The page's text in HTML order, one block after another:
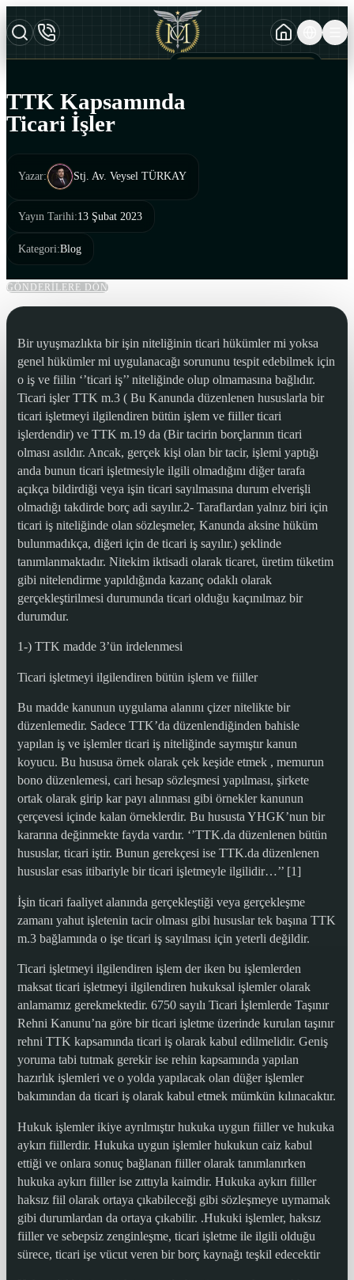
TTK Kapsamında
Ticari İşler
Yazar: Stj. Av. Veysel TÜRKAY
Yayın Tarihi:13 Şubat 2023
Kategori:Blog
GÖNDERİLERE DÖN
Bir uyuşmazlıkta bir işin niteliğinin ticari hükümler mi yoksa
genel hükümler mi uygulanacağı sorununu tespit edebilmek için
o iş ve fiilin ‘’ticari iş’’ niteliğinde olup olmamasına bağlıdır.
Ticari işler TTK m.3 ( Bu Kanunda düzenlenen hususlarla bir
ticari işletmeyi ilgilendiren bütün işlem ve fiiller ticari
işlerdendir) ve TTK m.19 da (Bir tacirin borçlarının ticari
olması asıldır. Ancak, gerçek kişi olan bir tacir, işlemi yaptığı
anda bunun ticari işletmesiyle ilgili olmadığını diğer tarafa
açıkça bildirdiği veya işin ticari sayılmasına durum elverişli
olmadığı takdirde borç adi sayılır.2- Taraflardan yalnız biri için
ticari iş niteliğinde olan sözleşmeler, Kanunda aksine hüküm
bulunmadıkça, diğeri için de ticari iş sayılır.) şeklinde
tanımlanmaktadır. Nitekim iktisadi olarak ticaret, üretim tüketim
gibi nitelendirme yapıldığında kazanç odaklı olarak
gerçekleştirilmesi durumunda ticari olduğu kaçınılmaz bir
durumdur.
1-) TTK madde 3’ün irdelenmesi
Ticari işletmeyi ilgilendiren bütün işlem ve fiiller
Bu madde kanunun uygulama alanını çizer nitelikte bir
düzenlemedir. Sadece TTK’da düzenlendiğinden bahisle
yapılan iş ve işlemler ticari iş niteliğinde saymıştır kanun
koyucu. Bu hususa örnek olarak çek keşide etmek , memurun
bono düzenlemesi, cari hesap sözleşmesi yapılması, şirkete
ortak olarak girip kar payı alınması gibi örnekler kanunun
çerçevesi içinde kalan örneklerdir. Bu hususta YHGK’nun bir
kararına değinmekte fayda vardır. ‘’TTK.da düzenlenen bütün
hususlar, ticari iştir. Bunun gerekçesi ise TTK.da düzenlenen
hususlar esas itibariyle bir ticari işletmeyle ilgilidir…’’ [1]
İşin ticari faaliyet alanında gerçekleştiği veya gerçekleşme
zamanı yahut işletenin tacir olması gibi hususlar tek başına TTK
m.3 bağlamında o işe ticari iş sayılması için yeterli değildir.
Ticari işletmeyi ilgilendiren işlem der iken bu işlemlerden
maksat ticari işletmeyi ilgilendiren hukuksal işlemler olarak
anlamamız gerekmektedir. 6750 sayılı Ticari İşlemlerde Taşınır
Rehni Kanunu’na göre bir ticari işletme üzerinde kurulan taşınır
rehni TTK kapsamında ticari iş olarak kabul edilmelidir. Geniş
yoruma tabi tutmak gerekir ise rehin kapsamında yapılan
hazırlık işlemleri ve o yolda yapılacak olan düğer işlemler
bakımından da ticari iş olarak kabul etmek mümkün kılınacaktır.
Hukuk işlemler ikiye ayrılmıştır hukuka uygun fiiller ve hukuka
aykırı fiillerdir. Hukuka uygun işlemler hukukun caiz kabul
ettiği ve onlara sonuç bağlanan fiiller olarak tanımlanırken
hukuka aykırı fiiller ise zıttıyla kaimdir. Hukuka aykırı fiiller
haksız fiil olarak ortaya çıkabileceği gibi sözleşmeye uymamak
gibi durumlardan da ortaya çıkabilir. .Hukuki işlemler, haksız
fiiller ve sebepsiz zenginleşme, ticari işletme ile ilgili olduğu
sürece, ticari işe vücut veren bir borç kaynağı teşkil edecektir